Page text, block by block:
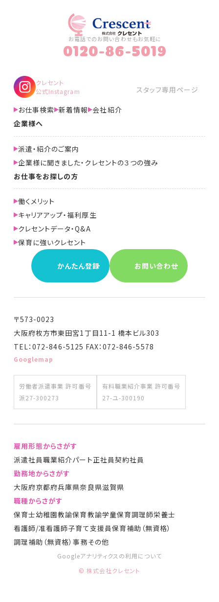
お電話でのお問い合わせもお気軽に
0120-86-5019
クレセント
公式Instagram
スタッフ専用ページ
お仕事検索 新着情報 会社紹介
企業様へ
派遣・紹介のご案内
企業様に聞きました・クレセントの３つの強み
お仕事をお探しの方
働くメリット
キャリアアップ・福利厚生
クレセントデータ・Q&A
保育に強いクレセント
かんたん登録 お問い合わせ
〒573-0023
大阪府枚方市東田宮1丁目11-1 橋本ビル303
TEL：072-846-5125 FAX：072-846-5578
Googlemap
労働者派遣事業 許可番号
派27-300273
有料職業紹介事業 許可番号
27-ユ-300190
Googleアナリティクスの利用について
© 株式会社クレセント
雇用形態からさがす
派遣社員職業紹介パート正社員契約社員
勤務地からさがす
大阪府京都府兵庫県奈良県滋賀県
職種からさがす
保育士幼稚園教諭保育教諭学童保育調理師栄養士
看護師/准看護師子育て支援員保育補助（無資格）
調理補助（無資格）事務その他